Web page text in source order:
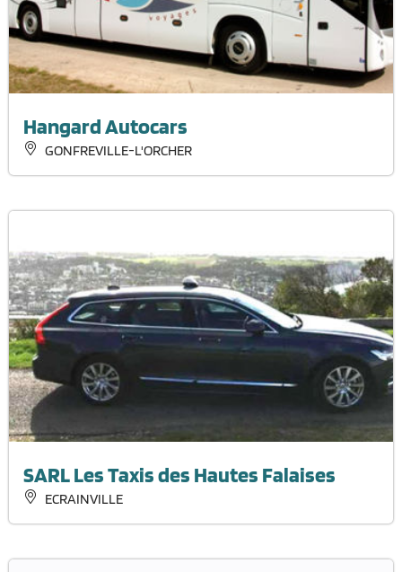
Hangard Autocars
GONFREVILLE-L'ORCHER
SARL Les Taxis des Hautes Falaises
ECRAINVILLE